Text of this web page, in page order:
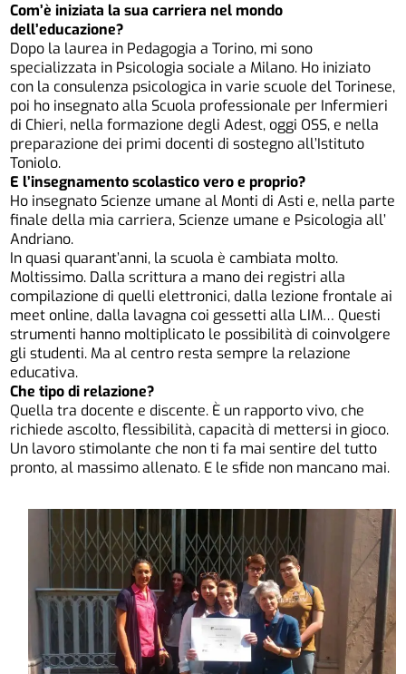
Com’è iniziata la sua carriera nel mondo
dell’educazione?
Dopo la laurea in Pedagogia a Torino, mi sono
specializzata in Psicologia sociale a Milano. Ho iniziato
con la consulenza psicologica in varie scuole del Torinese,
poi ho insegnato alla Scuola professionale per Infermieri
di Chieri, nella formazione degli Adest, oggi OSS, e nella
preparazione dei primi docenti di sostegno all’Istituto
Toniolo.
E l’insegnamento scolastico vero e proprio?
Ho insegnato Scienze umane al Monti di Asti e, nella parte
finale della mia carriera, Scienze umane e Psicologia all’
Andriano.
In quasi quarant’anni, la scuola è cambiata molto.
Moltissimo. Dalla scrittura a mano dei registri alla
compilazione di quelli elettronici, dalla lezione frontale ai
meet online, dalla lavagna coi gessetti alla LIM… Questi
strumenti hanno moltiplicato le possibilità di coinvolgere
gli studenti. Ma al centro resta sempre la relazione
educativa.
Che tipo di relazione?
Quella tra docente e discente. È un rapporto vivo, che
richiede ascolto, flessibilità, capacità di mettersi in gioco.
Un lavoro stimolante che non ti fa mai sentire del tutto
pronto, al massimo allenato. E le sfide non mancano mai.